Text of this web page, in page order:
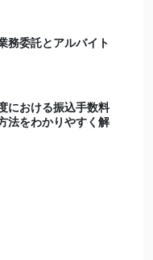
務委託とアルバイト
における振込手数料
法をわかりやすく解